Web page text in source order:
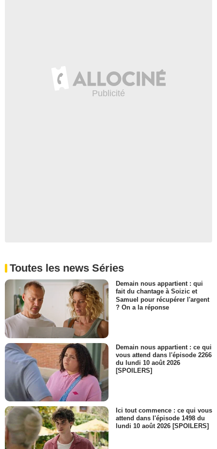
Toutes les news Séries
Demain nous appartient : qui
fait du chantage à Soizic et
Samuel pour récupérer l'argent
? On a la réponse
Demain nous appartient : ce qui
vous attend dans l'épisode 2266
du lundi 10 août 2026
[SPOILERS]
Ici tout commence : ce qui vous
attend dans l'épisode 1498 du
lundi 10 août 2026 [SPOILERS]